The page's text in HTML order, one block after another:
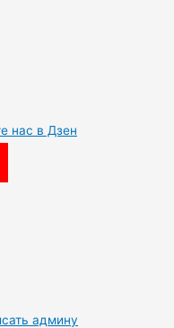
нас в Дзен
админу